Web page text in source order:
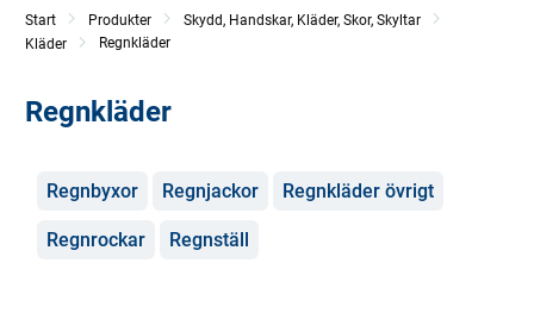
Start Produkter
Skydd, Handskar, Kläder, Skor, Skyltar
Kläder
Regnkläder
Regnkläder
Kategorier
Regnbyxor Regnjackor Regnkläder övrigt
Regnrockar Regnställ